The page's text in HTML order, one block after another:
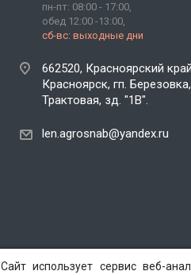
пн-пт: 08:00 - 17:00,
обед 12:00 -13:00,
сб-вс: выходные дни
662520, Красноярский
Красноярск, гп.
Трактовая, зд. "1В".
len.agrosnab@yandex.ru
Сайт использует сервис веб-
Сайт использует сервис веб-